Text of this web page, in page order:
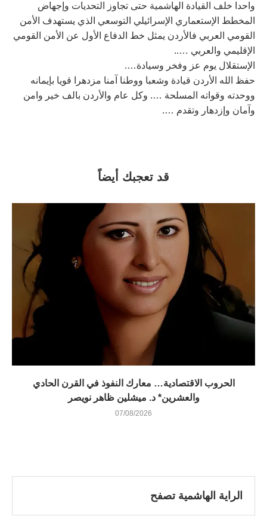
واحدا خلف القيادة الهاشمية حتى تجاوز التحديات وإجهاض
المخطط الإستعماري الإسرائيلي التوسعي الذي يستهدف الأمن
القومي العربي فالأردن يمثل خط الدفاع الأول عن الأمن القومي
الإقليمي والعربي …..
الإستقلال يوم عز وفخر وسيادة….
حفظ الله الأردن قيادة وشعبا ووطنا آمنا مزدهرا قويا بإيمانه
ووحدته وقواته المسلحة …. وكل عام والأردن بالف خير وامن
وآمان وإزدهار وتقدم ….
قد تعجبك أيضاً
الحروب الاقتصادية… معارك النفوذ في القرن الحادي
والعشرين* د. ميشلين ظاهر نويصر
07/08/2026
الراية الهاشمية تصفح